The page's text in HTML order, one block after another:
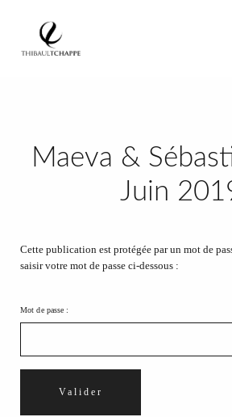
CONTACT
STUDIO PORTRAITS
Maeva &
Juin
Cette publication est protégée par un mot de
saisir votre mot de passe ci-dessous :
Mot de passe :